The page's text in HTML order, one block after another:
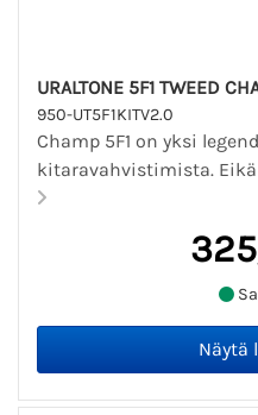
URALTONE 5F1 TWEED
950-UT5F1KITV2.0
Champ 5F1 on yksi
kitaravahvistimista.